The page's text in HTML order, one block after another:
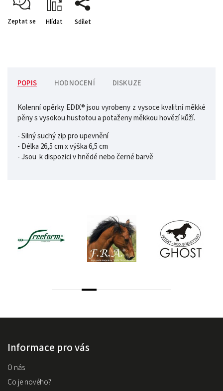
Zeptat se Hlídat Sdílet
POPIS HODNOCENÍ DISKUZE
Kolenní opěrky EDIX® jsou vyrobeny z vysoce kvalitní měkké
pěny s vysokou hustotou a potaženy měkkou hovězí kůží.
- Silný suchý zip pro upevnění
- Délka 26,5 cm x výška 6,5 ​​cm
- Jsou k dispozici v hnědé nebo černé barvě
Informace pro vás
O nás
Co je nového?